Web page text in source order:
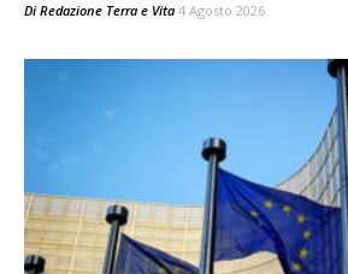
Di Redazione Terra e Vita 4 Agosto 2026